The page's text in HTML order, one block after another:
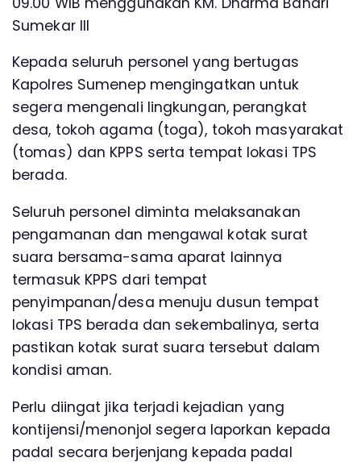
Sumekar III
Kepada seluruh personel yang bertugas
Kapolres Sumenep mengingatkan untuk
segera mengenali lingkungan, perangkat
desa, tokoh agama (toga), tokoh masyarakat
(tomas) dan KPPS serta tempat lokasi TPS
berada.
Seluruh personel diminta melaksanakan
pengamanan dan mengawal kotak surat
suara bersama-sama aparat lainnya
termasuk KPPS dari tempat
penyimpanan/desa menuju dusun tempat
lokasi TPS berada dan sekembalinya, serta
pastikan kotak surat suara tersebut dalam
kondisi aman.
Perlu diingat jika terjadi kejadian yang
kontijensi/menonjol segera laporkan kepada
padal secara berjenjang kepada padal